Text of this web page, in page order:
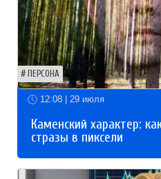
ПЕРСОНА
12:08 | 29 июля
Каменский характер:
стразы в пиксели